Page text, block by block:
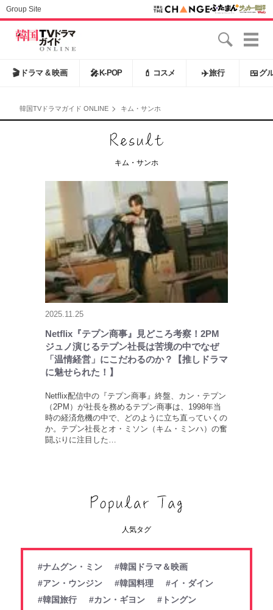
Group Site
🎬 ドラマ & 映画 🎤 K-POP 💄 コスメ ✈️旅行 🍱 グ
韓国TVドラマガイド ONLINE キム・サンホ
キム・サンホ
2025.11.25
Netflix『テプン商事』見どころ考察！2PM
ジュノ演じるテプン社長は苦境の中でなぜ
「温情経営」にこだわるのか？【推しドラマ
に魅せられた！】
Netflix配信中の『テプン商事』終盤、カン・テプン
（2PM）が社長を務めるテプン商事は、1998年当
時の経済危機の中で、どのように立ち直っていくの
か。テプン社長とオ・ミソン（キム・ミンハ）の奮
闘ぶりに注目した…
人気タグ
#ナムグン・ミン
#韓国ドラマ＆映画
#アン・ウンジン
#韓国料理
#イ・ダイン
#韓国旅行
#カン・ギヨン
#トングン